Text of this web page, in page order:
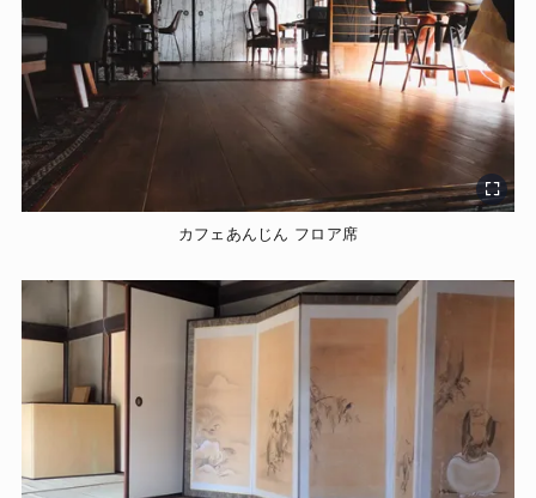
カフェあんじん フロア席